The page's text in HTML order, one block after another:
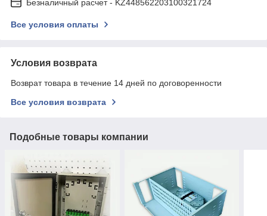
Безналичный расчет - KZ448562203100321724
Все условия оплаты
Условия возврата
Возврат товара в течение 14 дней по договоренности
Все условия возврата
Подобные товары компании